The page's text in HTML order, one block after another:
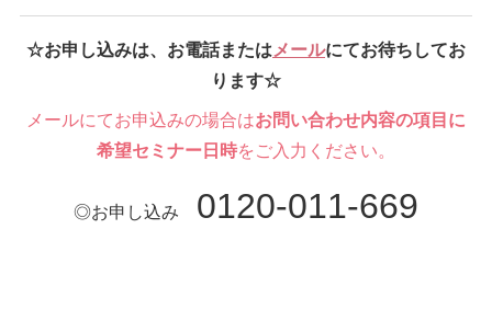
☆お申し込みは、お電話または メールにてお待ちしてお
ります☆
メールにてお申込みの場合はお問い合わせ内容の項目に
希望セミナー日時をご入力ください。
◎お申し込み 0120-011-669